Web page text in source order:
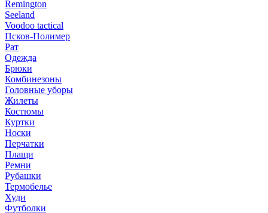
Remington
Seeland
Voodoo tactical
Псков-Полимер
Рат
Одежда
Брюки
Комбинезоны
Головные уборы
Жилеты
Костюмы
Куртки
Носки
Перчатки
Плащи
Ремни
Рубашки
Термобелье
Худи
Футболки